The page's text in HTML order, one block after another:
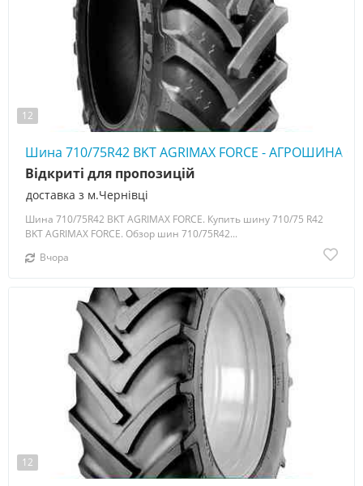
12
Шина 710/75R42 BKT AGRIMAX FORCE - АГРОШИНА ☎️
доставка з м.Чернівці
Відкриті для пропозицій
Шина 710/75R42 BKT AGRIMAX FORCE. Купить шину 710/75 R42
BKT AGRIMAX FORCE. Обзор шин 710/75R42...
Вчора
12